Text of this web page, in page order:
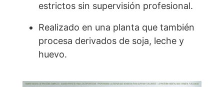
estrictos sin supervisión profesional.
Realizado en una planta que también
procesa derivados de soja, leche y
huevo.